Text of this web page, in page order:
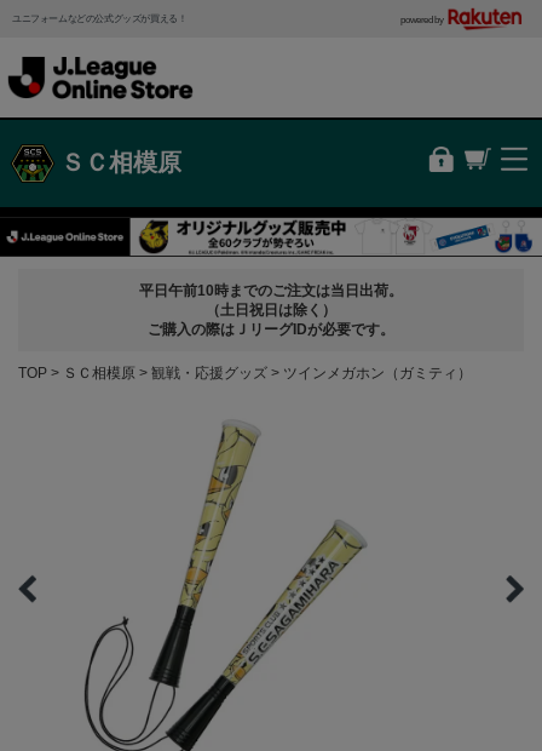
ユニフォームなどの公式グッズが買える！ powered by
ＳＣ相模原
平日午前10時までのご注文は当日出荷。
（土日祝日は除く）
ご購入の際はＪリーグIDが必要です。
TOP ＳＣ相模原 観戦・応援グッズ ツインメガホン（ガミティ）